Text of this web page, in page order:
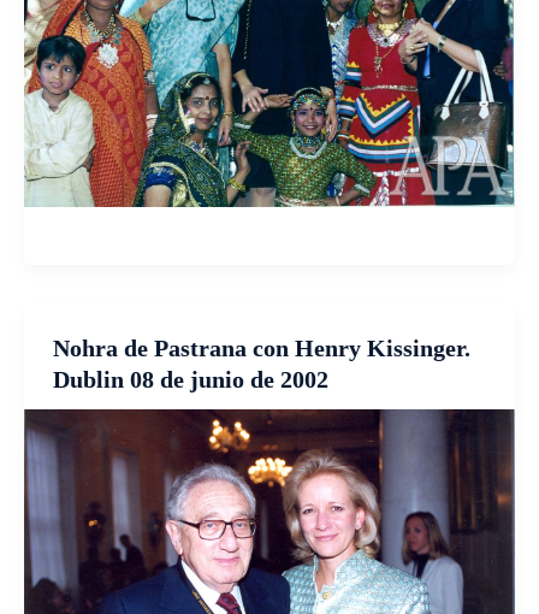
Nohra de Pastrana con Henry Kissinger.
Dublin 08 de junio de 2002